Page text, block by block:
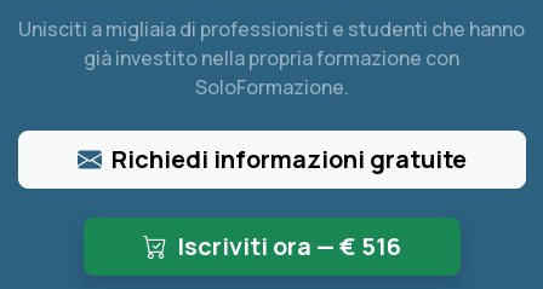
Unisciti a migliaia di professionisti e studenti che hanno
già investito nella propria formazione con
SoloFormazione.
Richiedi informazioni gratuite
Iscriviti ora — € 516